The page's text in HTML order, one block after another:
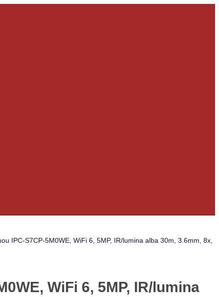
IPC-S7CP-5M0WE, WiFi 6, 5MP, IR/lumina alba 30m, 3.6mm, 8x,
WiFi 6, 5MP, IR/lumina